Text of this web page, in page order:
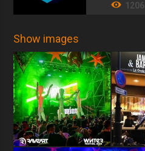
1206
Show images